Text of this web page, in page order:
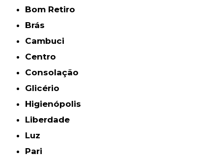
Bom Retiro
Brás
Cambuci
Centro
Consolação
Glicério
Higienópolis
Liberdade
Luz
Pari